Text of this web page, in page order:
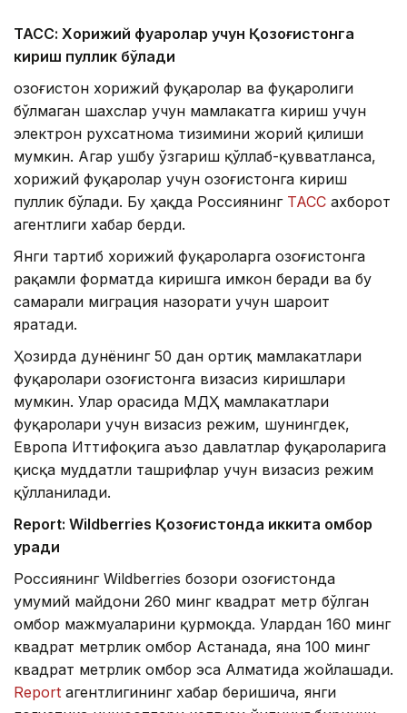
ТАСС: Хорижий фуқаролар учун Қозоғистонга
кириш пуллик бўлади
Қозоғистон хорижий фуқаролар ва фуқаролиги
бўлмаган шахслар учун мамлакатга кириш учун
электрон рухсатнома тизимини жорий қилиши
мумкин. Агар ушбу ўзгариш қўллаб-қувватланса,
хорижий фуқаролар учун Қозоғистонга кириш
пуллик бўлади. Бу ҳақда Россиянинг ТАСС ахборот
агентлиги хабар берди.
Янги тартиб хорижий фуқароларга Қозоғистонга
рақамли форматда киришга имкон беради ва бу
самарали миграция назорати учун шароит
яратади.
Ҳозирда дунёнинг 50 дан ортиқ мамлакатлари
фуқаролари Қозоғистонга визасиз киришлари
мумкин. Улар орасида МДҲ мамлакатлари
фуқаролари учун визасиз режим, шунингдек,
Европа Иттифоқига аъзо давлатлар фуқароларига
қисқа муддатли ташрифлар учун визасиз режим
қўлланилади.
Report: Wildberries Қозоғистонда иккита омбор
қуради
Россиянинг Wildberries бозори Қозоғистонда
умумий майдони 260 минг квадрат метр бўлган
омбор мажмуаларини қурмоқда. Улардан 160 минг
квадрат метрлик омбор Астанада, яна 100 минг
квадрат метрлик омбор эса Алматида жойлашади.
Report агентлигининг хабар беришича, янги